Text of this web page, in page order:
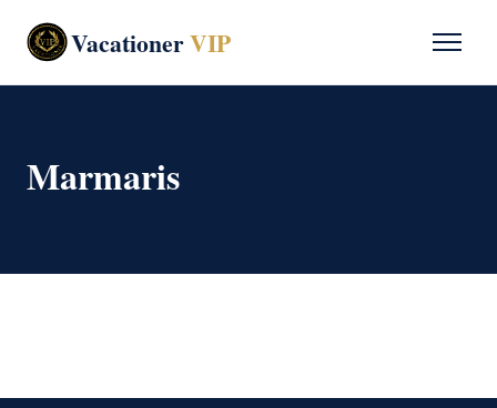
VacationerVIP
Marmaris